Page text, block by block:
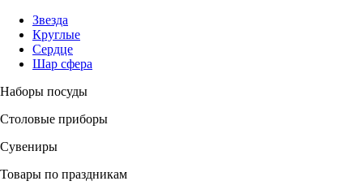
Звезда
Круглые
Сердце
Шар сфера
Наборы посуды
Столовые приборы
Сувениры
Товары по праздникам